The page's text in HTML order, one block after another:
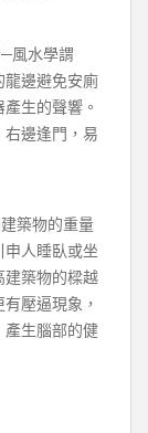
風水學謂
龍邊避免安廁
生的聲響。
右邊逢門，易
築物的重量
申人睡臥或坐
建築物的樑越
壓逼現象，
產生腦部的健